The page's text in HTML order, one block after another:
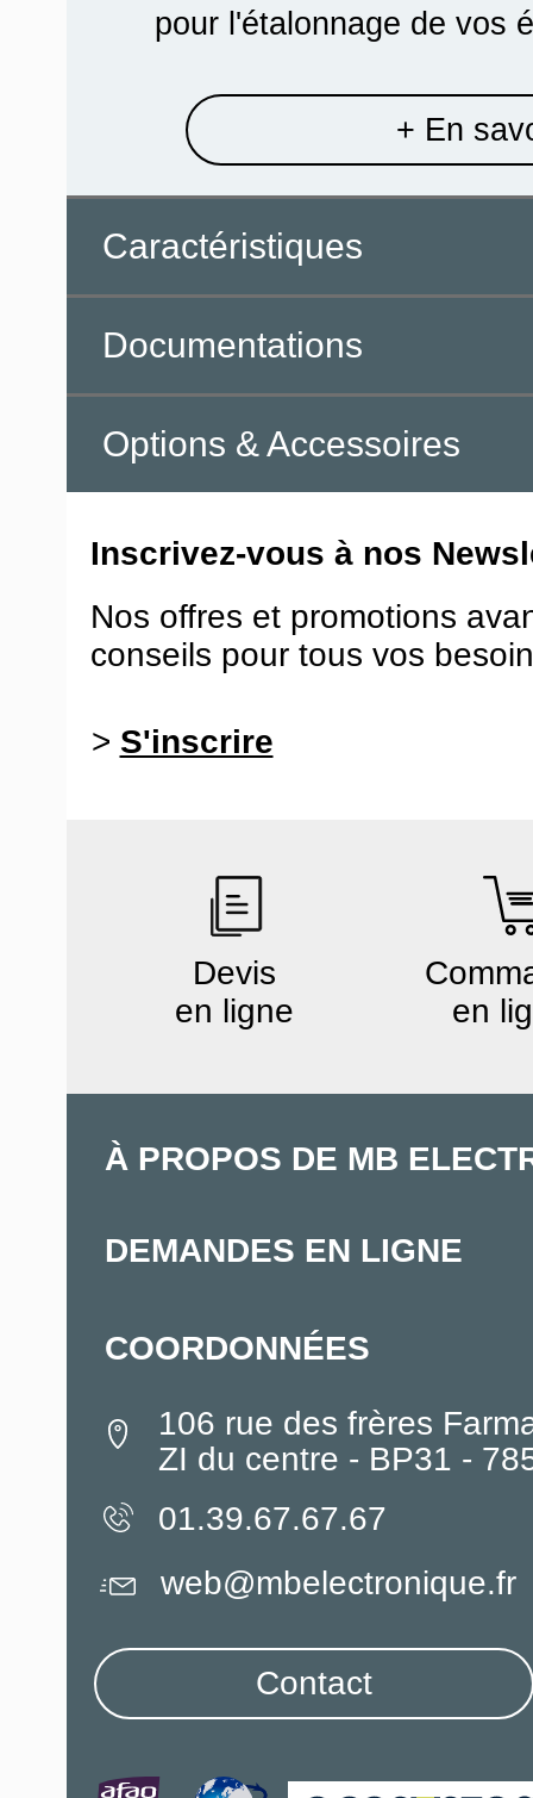
pour l'étalonnage de vos
+ En
Caractéristiques
Documentations
Options & Accessoires
Inscrivez-vous à nos
Nos offres et promotions
conseils pour tous vos
> S'inscrire
Devis
en ligne
en
À PROPOS DE MB
DEMANDES EN LIGNE
COORDONNÉES
106 rue des frères
ZI du centre - BP31 -
01.39.67.67.67
web@mbelectronique.fr
Contact